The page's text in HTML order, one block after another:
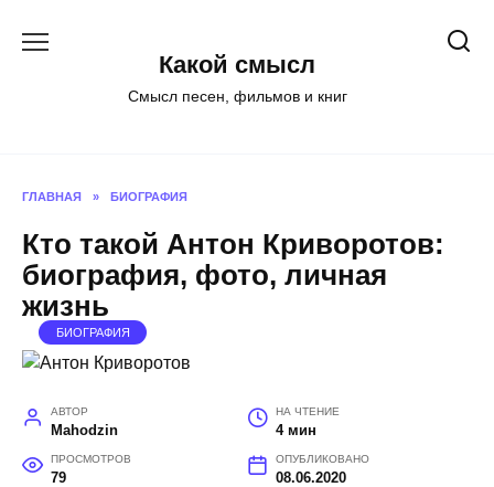
Какой смысл
Смысл песен, фильмов и книг
ГЛАВНАЯ » БИОГРАФИЯ
Кто такой Антон Криворотов:
биография, фото, личная
жизнь
БИОГРАФИЯ
АВТОР
Mahodzin
НА ЧТЕНИЕ
4 мин
ПРОСМОТРОВ
79
ОПУБЛИКОВАНО
08.06.2020